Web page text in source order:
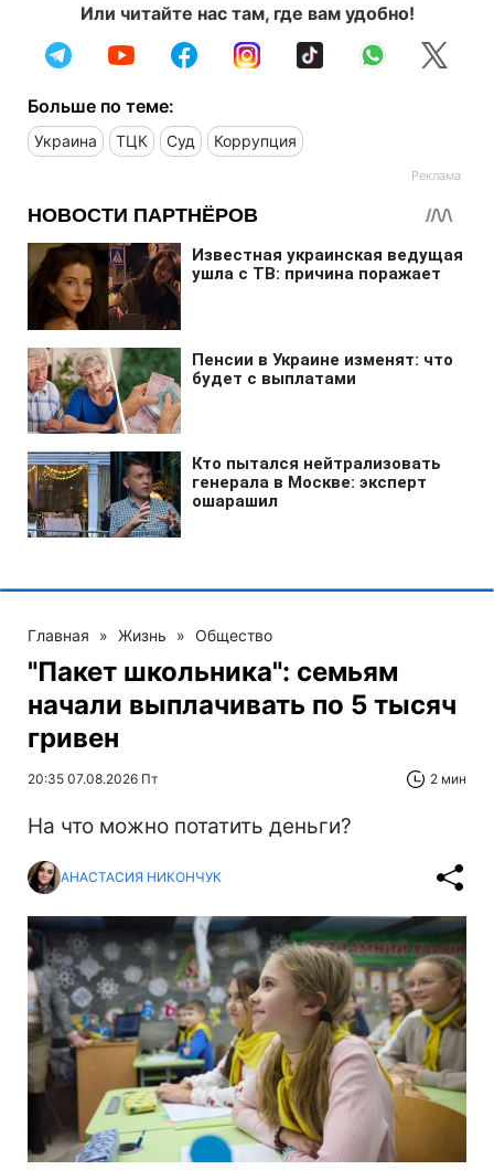
Или читайте нас там, где вам удобно!
Больше по теме:
Украина ТЦК Суд Коррупция
Главная » Жизнь » Общество
"Пакет школьника": семьям
начали выплачивать по 5 тысяч
гривен
20:35 07.08.2026 Пт 2 мин
На что можно потатить деньги?
АНАСТАСИЯ НИКОНЧУК